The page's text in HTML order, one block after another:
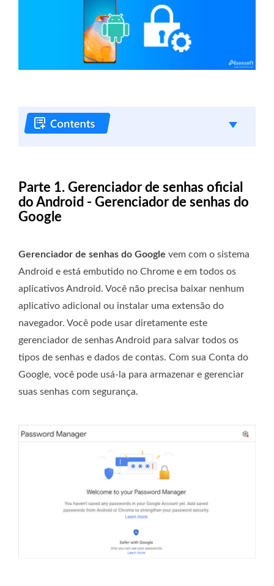
Parte 1. Gerenciador de senhas oficial
do Android - Gerenciador de senhas do
Google
Gerenciador de senhas do Google vem com o sistema
Android e está embutido no Chrome e em todos os
aplicativos Android. Você não precisa baixar nenhum
aplicativo adicional ou instalar uma extensão do
navegador. Você pode usar diretamente este
gerenciador de senhas Android para salvar todos os
tipos de senhas e dados de contas. Com sua Conta do
Google, você pode usá-la para armazenar e gerenciar
suas senhas com segurança.